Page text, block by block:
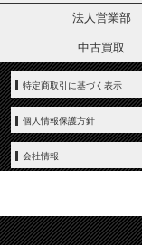
法人営業部
中古買取
特定商取引に基づく表示
個人情報保護方針
会社情報